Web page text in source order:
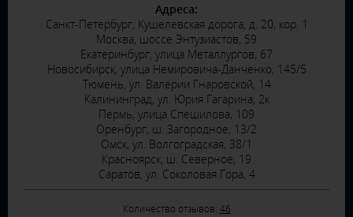
Адреса:
Санкт-Петербург, Кушелевская дорога, д. 20, кор. 1
Москва, шоссе Энтузиастов, 59
Екатеринбург, улица Металлургов, 67
Новосибирск, улица Немировича-Данченко, 145/5
Тюмень, ул. Валерии Гнаровской, 14
Калининград, ул. Юрия Гагарина, 2к
Пермь, улица Спешилова, 109
Оренбург, ш. Загородное, 13/2
Омск, ул. Волгоградская, 38/1
Красноярск, ш. Северное, 19
Саратов, ул. Соколовая Гора, 4
Количество отзывов: 46